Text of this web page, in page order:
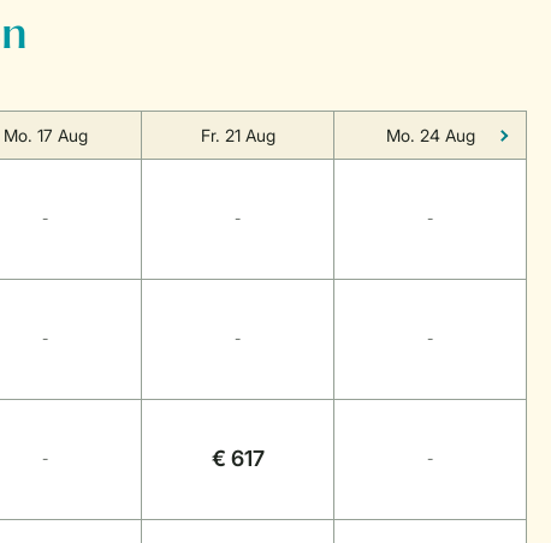
Mo. 17 Aug Fr. 21 Aug Mo. 24 Aug
- - -
- - -
- € 617 -